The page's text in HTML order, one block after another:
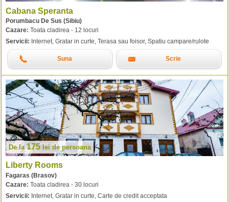
Cabana Speranta
Porumbacu De Sus (Sibiu)
Cazare: Toata cladirea - 12 locuri
Servicii: Internet, Gratar in curte, Terasa sau foisor, Spatiu campare/rulote
Suna Scrie
De la175 leide persoana
Liberty Rooms
Fagaras (Brasov)
Cazare: Toata cladirea - 30 locuri
Servicii: Internet, Gratar in curte, Carte de credit acceptata